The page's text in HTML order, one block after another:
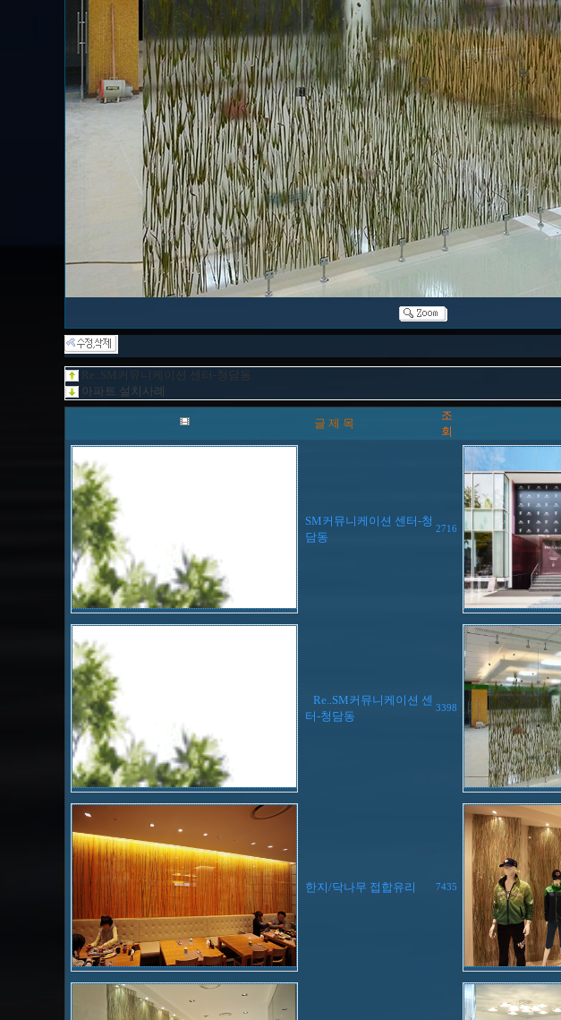
Re..SM커뮤니케이션 센터-청담동
아파트 설치사례
글 제 목
조
회
SM커뮤니케이션 센터-청
담동
2716
Re..SM커뮤니케이션 센
터-청담동
3398
한지/닥나무 접합유리 7435